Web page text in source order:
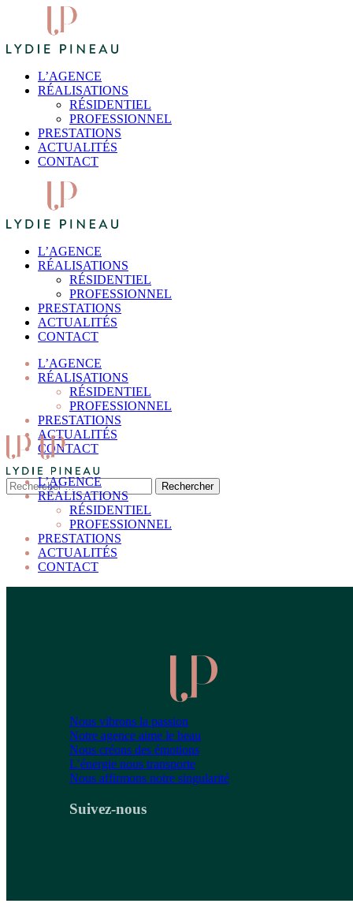
L’AGENCE
RÉALISATIONS
RÉSIDENTIEL
PROFESSIONNEL
PRESTATIONS
ACTUALITÉS
CONTACT
L’AGENCE
RÉALISATIONS
RÉSIDENTIEL
PROFESSIONNEL
PRESTATIONS
ACTUALITÉS
CONTACT
L’AGENCE
RÉALISATIONS
RÉSIDENTIEL
PROFESSIONNEL
PRESTATIONS
ACTUALITÉS
CONTACT
L’AGENCE
RÉALISATIONS
RÉSIDENTIEL
PROFESSIONNEL
PRESTATIONS
ACTUALITÉS
CONTACT
Nous vibrons la passion
Notre agence aime le beau
Nous créons des émotions
L’énergie nous transporte
Nous affirmons notre singularité
Suivez-nous